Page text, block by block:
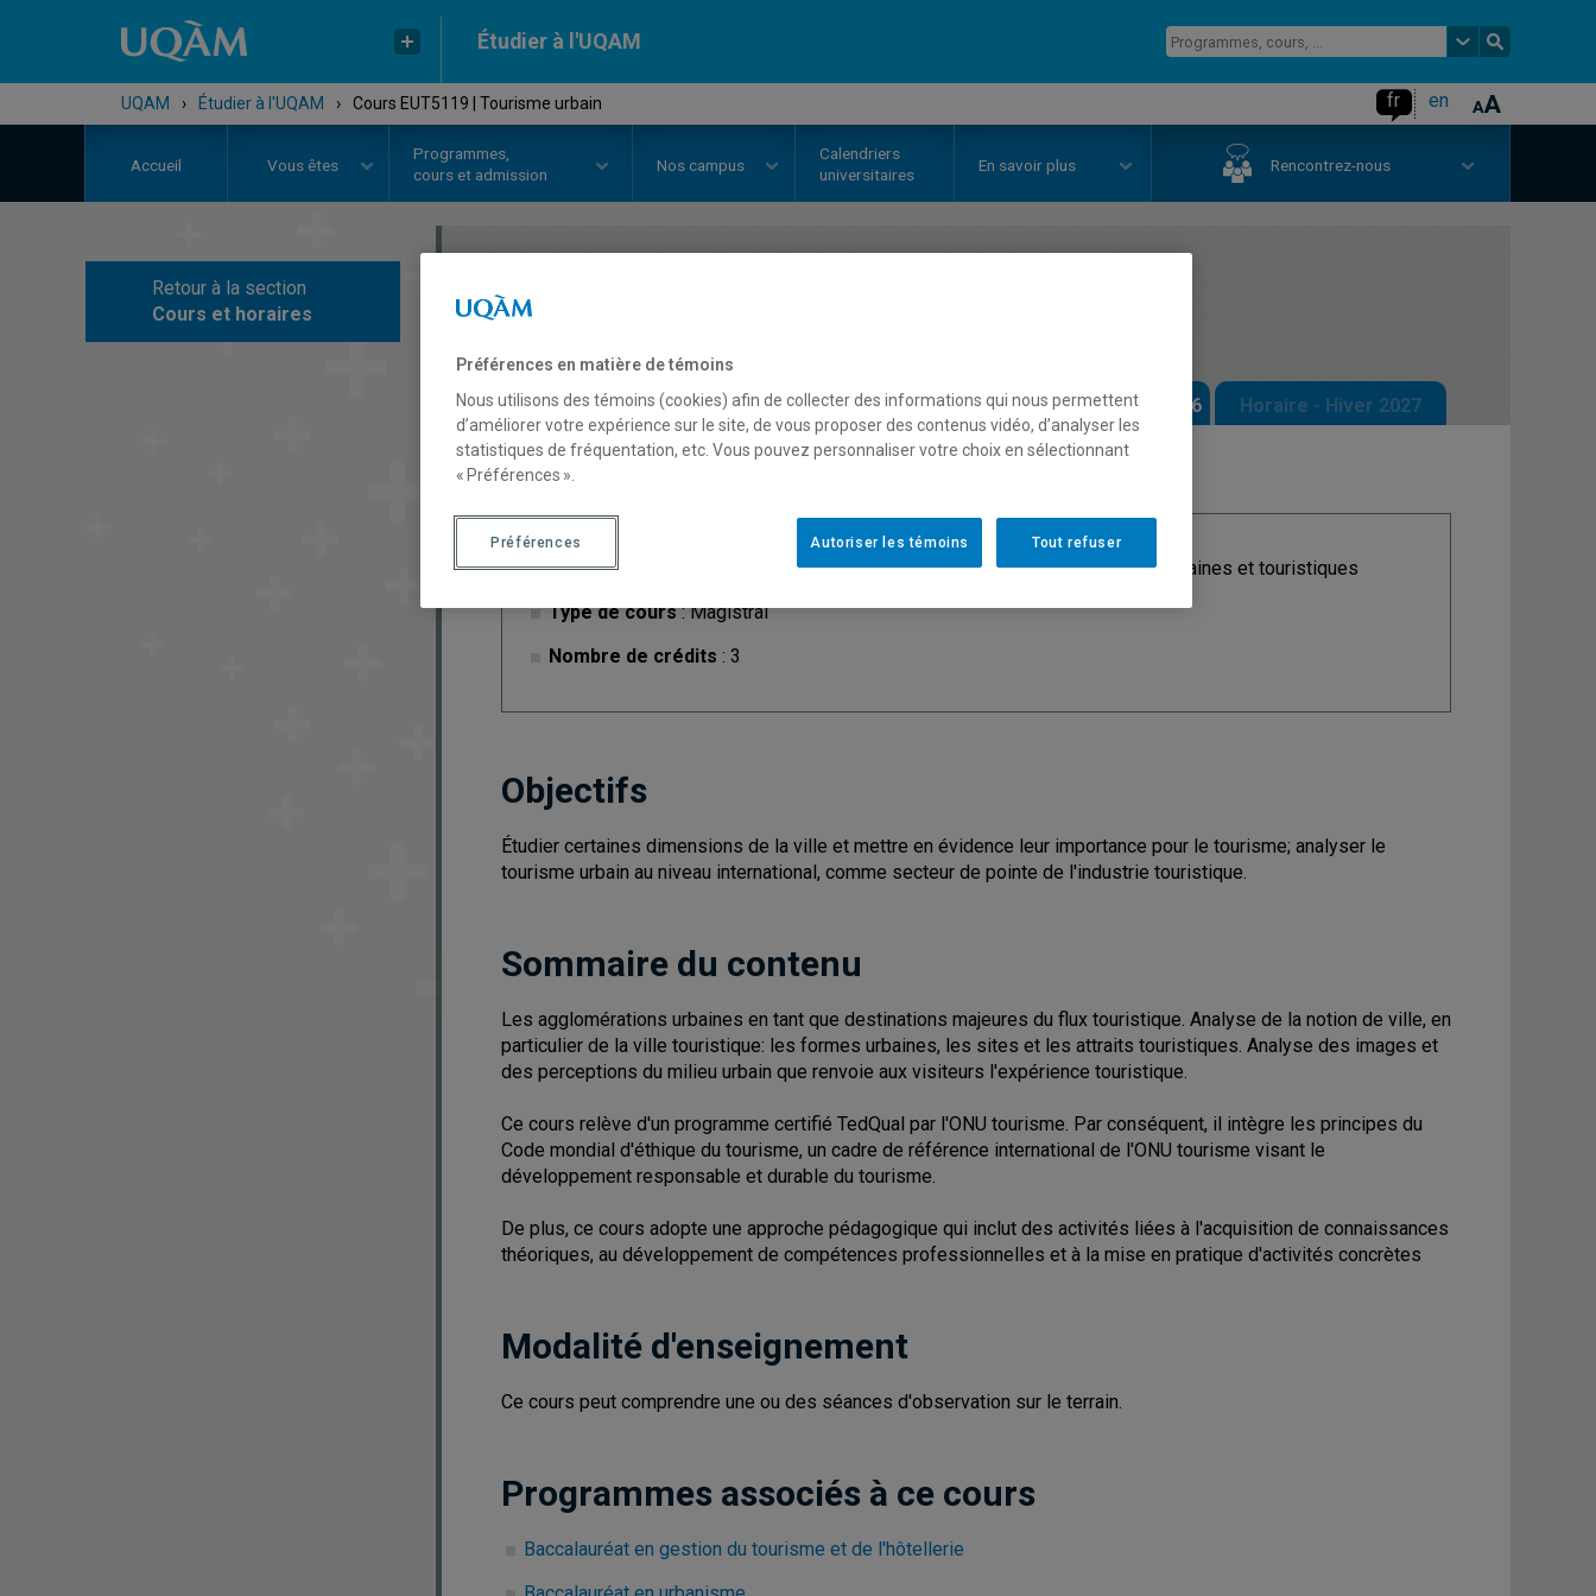
Étudier à l'UQAM
UQAM › Étudier à l'UQAM › Cours EUT5119 | Tourisme urbain fr en
Accueil Vous êtes
Programmes,
cours et admission
Nos campus
Calendriers
universitaires
En savoir plus Rencontrez-nous
Retour à la section
Cours et horaires
COURS
Description Horaire - Été 2026 Horaire - Automne 2026 Horaire - Hiver 2027
Cycle: 1
Type de cours: Magistral
Nombre de crédits : 3
Discipline: Études urbaines et touristiques
Objectifs
Étudier certaines dimensions de la ville et mettre en évidence leur importance pour le tourisme; analyser le
tourisme urbain au niveau international, comme secteur de pointe de l'industrie touristique.
Sommaire du contenu
Les agglomérations urbaines en tant que destinations majeures du flux touristique. Analyse de la notion de ville, en
particulier de la ville touristique: les formes urbaines, les sites et les attraits touristiques. Analyse des images et
des perceptions du milieu urbain que renvoie aux visiteurs l'expérience touristique.
Ce cours relève d'un programme certifié TedQual par l'ONU tourisme. Par conséquent, il intègre les principes du
Code mondial d'éthique du tourisme, un cadre de référence international de l'ONU tourisme visant le
développement responsable et durable du tourisme.
De plus, ce cours adopte une approche pédagogique qui inclut des activités liées à l'acquisition de connaissances
théoriques, au développement de compétences professionnelles et à la mise en pratique d'activités concrètes
Modalité d'enseignement
Ce cours peut comprendre une ou des séances d'observation sur le terrain.
Programmes associés à ce cours
Baccalauréat en gestion du tourisme et de l'hôtellerie
Préférences en matière de témoins
Nous utilisons des témoins (cookies) afin de collecter des informations qui nous permettent
d’améliorer votre expérience sur le site, de vous proposer des contenus vidéo, d’analyser les
statistiques de fréquentation, etc. Vous pouvez personnaliser votre choix en sélectionnant
« Préférences ».
Tout refuser
Autoriser les témoins
Préférences